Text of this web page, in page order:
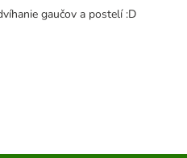
gaučov a postelí :D